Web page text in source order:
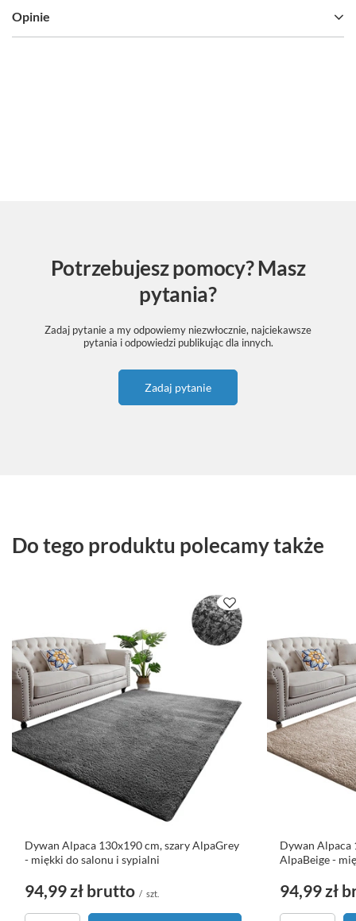
Opinie
Potrzebujesz pomocy? Masz
pytania?
Zadaj pytanie a my odpowiemy niezwłocznie, najciekawsze
pytania i odpowiedzi publikując dla innych.
Zadaj pytanie
Do tego produktu polecamy także
Dywan Alpaca 130x190 cm, szary AlpaGrey
- miękki do salonu i sypialni
94,99 zł brutto / szt.
Dywan Alpaca
AlpaBeige -
94,99 zł